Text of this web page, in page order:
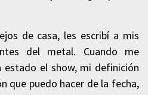
de casa, les escribí a mis
del metal. Cuando me
estado el show, mi definición
que puedo hacer de la fecha,